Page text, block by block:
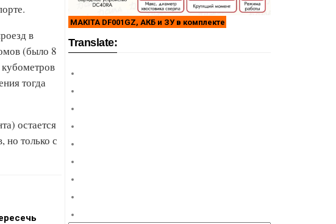
в
(было 8
тогда
остается
но только с
MAKITA DF001GZ, АКБ и ЗУ в комплекте
Translate: